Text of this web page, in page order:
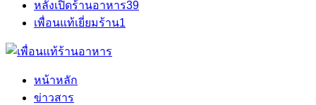
หลังเปิดร้านอาหาร39
เพื่อนแท้เยี่ยมร้าน1
หน้าหลัก
ข่าวสาร